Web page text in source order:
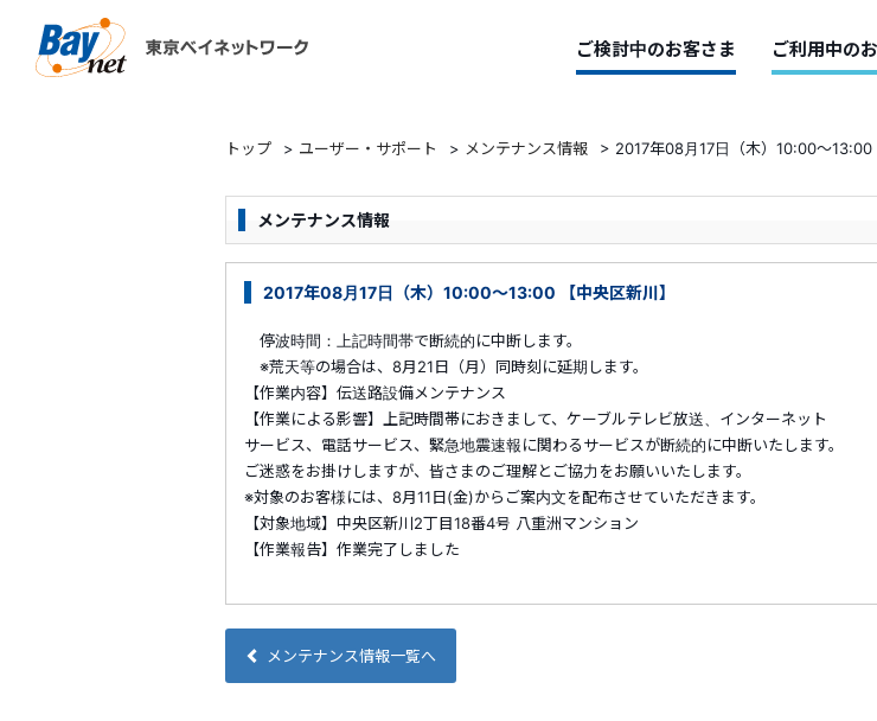
ご検討中のお客さま ご利用中の
トップ > ユーザー・サポート > メンテナンス情報 > 2017年08月17日（木）10:00～13:00
メンテナンス情報
2017年08月17日（木）10:00～13:00 【中央区新川】
停波時間：上記時間帯で断続的に中断します。
※荒天等の場合は、8月21日（月）同時刻に延期します。
【作業内容】伝送路設備メンテナンス
【作業による影響】上記時間帯におきまして、ケーブルテレビ放送、インターネット
サービス、電話サービス、緊急地震速報に関わるサービスが断続的に中断いたします。
ご迷惑をお掛けしますが、皆さまのご理解とご協力をお願いいたします。
※対象のお客様には、8月11日(金)からご案内文を配布させていただきます。
【対象地域】中央区新川2丁目18番4号 八重洲マンション
【作業報告】作業完了しました
メンテナンス情報一覧へ